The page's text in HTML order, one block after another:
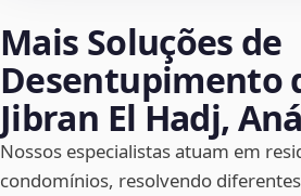
Mais Soluções de
Desentupimento
Jibran El Hadj,
Nossos especialistas atuam em
condomínios, resolvendo